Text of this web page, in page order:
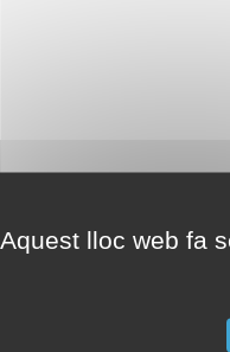
Aquest lloc web fa